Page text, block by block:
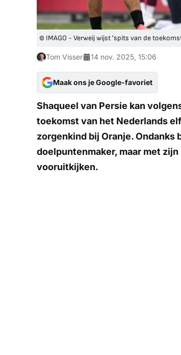
© IMAGO - Verweij wijst 'spits van de
Tom Visser 14 nov. 2025, 15:06
Maak ons je Google-favoriet
Shaqueel van Persie kan
toekomst van het Nederlands
zorgenkind bij Oranje.
doelpuntenmaker, maar met
vooruitkijken.